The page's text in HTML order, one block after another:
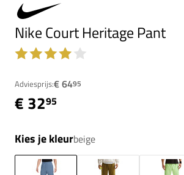
Nike Court Heritage Pant
Adviesprijs:€ 6495
€ 3295
Kies je kleurbeige